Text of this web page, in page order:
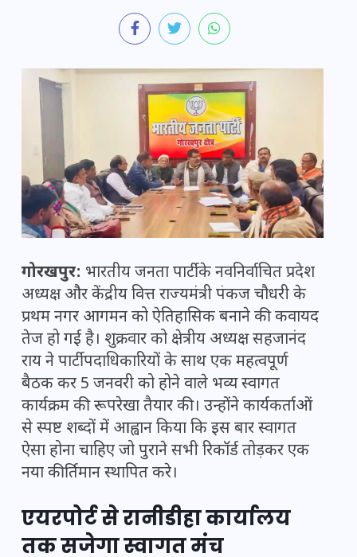
गोरखपुर: भारतीय जनता पार्टी के नवनिर्वाचित प्रदेश
अध्यक्ष और केंद्रीय वित्त राज्यमंत्रीपंकज चौधरीके
प्रथम नगर आगमन को ऐतिहासिक बनाने की कवायद
तेज हो गई है। शुक्रवार को क्षेत्रीय अध्यक्ष सहजानंद
राय ने पार्टी पदाधिकारियों के साथ एक महत्वपूर्ण
बैठक कर 5 जनवरी को होने वाले भव्य स्वागत
कार्यक्रम की रूपरेखा तैयार की। उन्होंने कार्यकर्ताओं
से स्पष्ट शब्दों में आह्वान किया कि इस बार स्वागत
ऐसा होना चाहिए जो पुराने सभी रिकॉर्ड तोड़कर एक
नया कीर्तिमान स्थापित करे।
एयरपोर्ट से रानीडीहा कार्यालय
तक सजेगा स्वागत मंच